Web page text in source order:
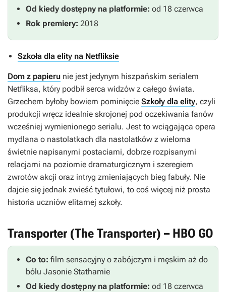
Od kiedy dostępny na platformie: od 18 czerwca
Rok premiery: 2018
Szkoła dla elity na Netfliksie
Dom z papieru nie jest jedynym hiszpańskim serialem
Netfliksa, który podbił serca widzów z całego świata.
Grzechem byłoby bowiem pominięcie Szkoły dla elity, czyli
produkcji wręcz idealnie skrojonej pod oczekiwania fanów
wcześniej wymienionego serialu. Jest to wciągająca opera
mydlana o nastolatkach dla nastolatków z wieloma
świetnie napisanymi postaciami, dobrze rozpisanymi
relacjami na poziomie dramaturgicznym i szeregiem
zwrotów akcji oraz intryg zmieniających bieg fabuły. Nie
dajcie się jednak zwieść tytułowi, to coś więcej niż prosta
historia uczniów elitarnej szkoły.
Transporter (The Transporter) – HBO GO
Co to: film sensacyjny o zabójczym i męskim aż do
bólu Jasonie Stathamie
Od kiedy dostępny na platformie: od 18 czerwca